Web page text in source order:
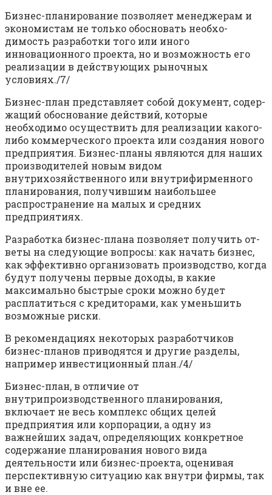
Бизнес-планирование позволяет менед­жерам и
экономистам не только обосновать необхо­
димость разработки того или иного
инновационного проекта, но и возможность его
реализации в действующих рыночных
условиях./7/
Бизнес-план представляет собой документ, содер­
жащий обоснование действий, которые
необходимо осуществить для реализации какого-
либо коммерче­ского проекта или создания нового
предприятия. Бизнес-планы являются для наших
производите­лей новым видом
внутрихозяйственного или внутри­фирменного
планирования, получившим наибольшее
распространение на малых и средних
предприятиях.
Разработка бизнес-плана позволяет получить от­
веты на следующие вопросы: как начать бизнес,
как эффективно организовать производство, когда
бу­дут получены первые доходы, в какие
максимально быстрые сроки можно будет
расплатиться с кредиторами, как уменьшить
возможные риски.
В рекомендациях некоторых разработчиков
бизнес-планов приводятся и другие разделы,
например инвестиционный план./4/
Бизнес-план, в отличие от
внутрипроизводственного планирования,
включает не весь комплекс общих целей
предприятия или корпорации, а одну из
важнейших задач, определяющих конкретное
содер­жание планирования нового вида
деятельности или бизнес-проекта, оценивая
перспективную ситуацию как внутри фирмы, так
и вне ее.